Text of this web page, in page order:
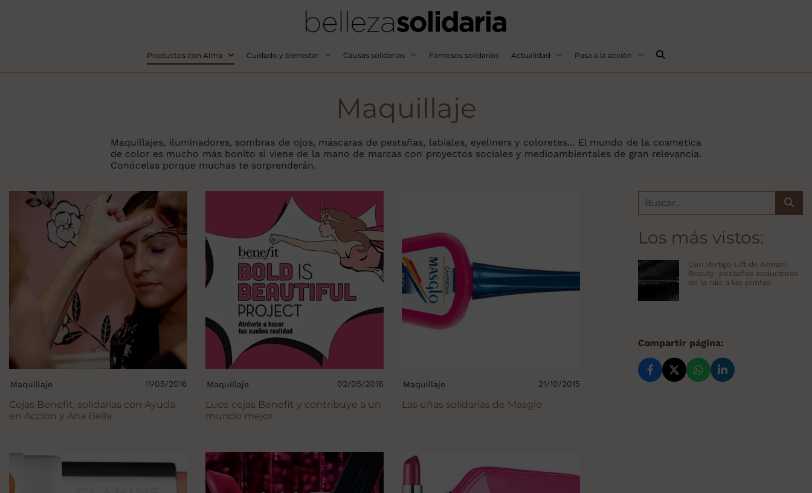
Productos con Alma Cuidado y bienestar Causas solidarias Famosos solidarios Actualidad Pasa a la acción Buscar...
Maquillaje
Maquillajes, iluminadores, sombras de ojos, máscaras de pestañas, labiales, eyeliners y coloretes... El mundo de la cosmética
de color es mucho más bonito si viene de la mano de marcas con proyectos sociales y medioambientales de gran relevancia.
Conócelas porque muchas te sorprenderán.
Cejas Benefit, solidarias con Ayuda
en Acción y Ana Bella
Maquillaje 11/05/2016
Luce cejas Benefit y contribuye a un
mundo mejor
Maquillaje 02/05/2016
Las uñas solidarias de Masglo
Maquillaje 21/10/2015
Los más vistos:
Con Vertigo Lift de Armani
Beauty: pestañas seductoras
de la raíz a las puntas
Compartir página: